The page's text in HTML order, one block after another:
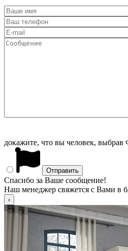
докажите, что вы человек, выбрав
Спасибо за Ваше сообщение!
Наш менеджер свяжется с Вами в